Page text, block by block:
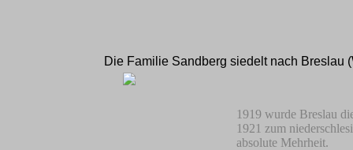
Die Familie Sandberg siedelt nach Breslau
1919 wurde Breslau
1921 zum
absolute Mehrheit.